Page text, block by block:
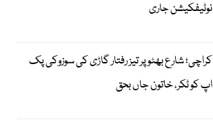
نوٹیفکیشن جاری
کراچی؛ شارع بھٹو پر تیز رفتار گاڑی کی سوزوکی پک
اپ کو ٹکر، خاتون جاں بحق